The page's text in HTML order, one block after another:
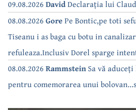
09.08.2026 DavidDeclarația lui
08.08.2026 GorePe Bontic,pe toti
Tiseanu i as baga cu botu in
refuleaza.Inclusiv Dorel sparge
bea apa de la robinet.Asta as
08.08.2026 RammsteinSa vă
pentru comemorarea unui